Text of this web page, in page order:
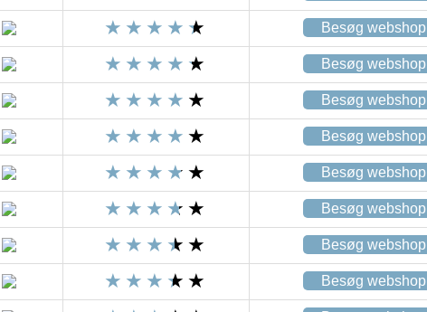
Besøg webshop
Besøg webshop
Besøg webshop
Besøg webshop
Besøg webshop
Besøg webshop
Besøg webshop
Besøg webshop